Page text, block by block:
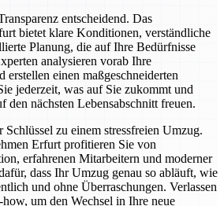
entscheidend. Das
bietet klare Konditionen, verständliche
Planung, die auf Ihre Bedürfnisse
analysieren vorab Ihre
erstellen einen maßgeschneiderten
jederzeit, was auf Sie zukommt und
den nächsten Lebensabschnitt freuen.
Schlüssel zu einem stressfreien Umzug.
Erfurt profitieren Sie von
erfahrenen Mitarbeitern und moderner
dass Ihr Umzug genau so abläuft, wie
und ohne Überraschungen. Verlassen
um den Wechsel in Ihre neue